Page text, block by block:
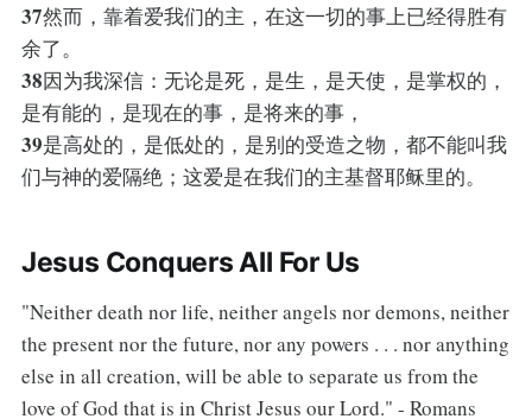
37然而，靠着爱我们的主，在这一切的事上已经得胜有
余了。
38因为我深信：无论是死，是生，是天使，是掌权的，
是有能的，是现在的事，是将来的事，
39是高处的，是低处的，是别的受造之物，都不能叫我
们与神的爱隔绝；这爱是在我们的主基督耶稣里的。
Jesus Conquers All For Us
"Neither death nor life, neither angels nor demons, neither
the present nor the future, nor any powers . . . nor anything
else in all creation, will be able to separate us from the
love of God that is in Christ Jesus our Lord." - Romans